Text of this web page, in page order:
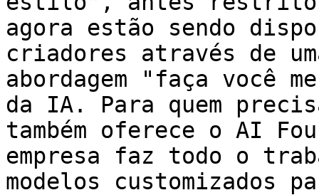
agora estão sendo
criadores através de
abordagem "faça você
da IA. Para quem
também oferece o AI
empresa faz todo o
modelos customizados